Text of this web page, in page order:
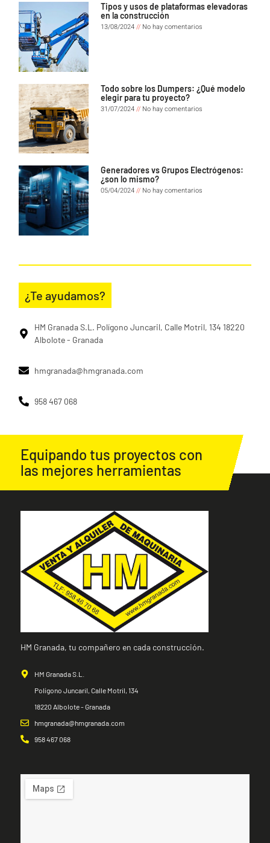
Tipos y usos de plataformas elevadoras
en la construcción
13/08/2024 No hay comentarios
Todo sobre los Dumpers: ¿Qué modelo
elegir para tu proyecto?
31/07/2024 No hay comentarios
Generadores vs Grupos Electrógenos:
¿son lo mismo?
05/04/2024 No hay comentarios
¿Te ayudamos?
HM Granada S.L. Polígono Juncaril, Calle Motril, 134 18220
Albolote - Granada
hmgranada@hmgranada.com
958 467 068
Equipando tus proyectos con
las mejores herramientas
HM Granada, tu compañero en cada construcción.
HM Granada S.L.
Polígono Juncaril, Calle Motril, 134
18220 Albolote - Granada
hmgranada@hmgranada.com
958 467 068